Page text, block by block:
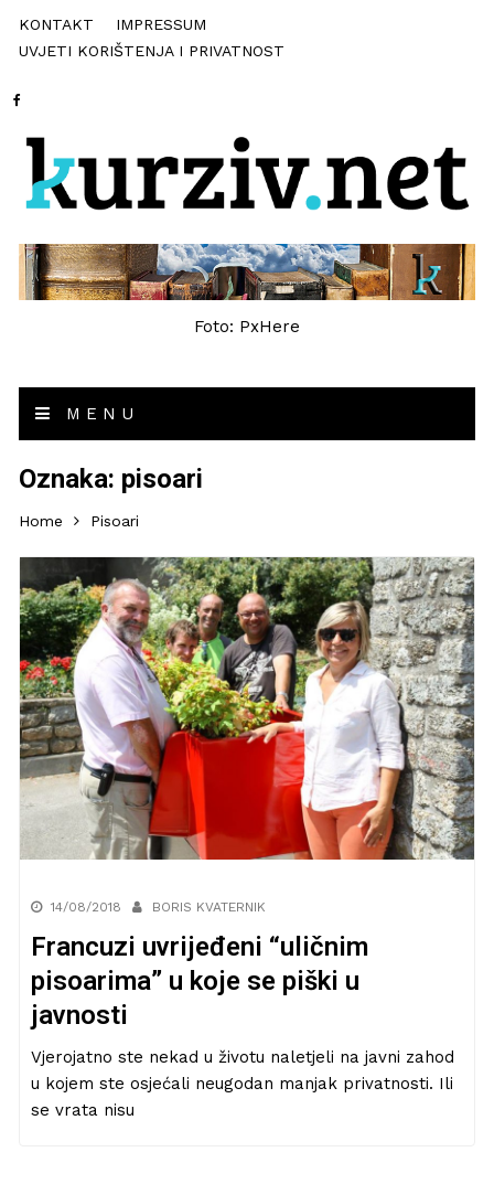
KONTAKT
IMPRESSUM
UVJETI KORIŠTENJA I PRIVATNOST
Foto: PxHere
MENU
Oznaka: pisoari
Home Pisoari
14/08/2018 BORIS KVATERNIK
Francuzi uvrijeđeni “uličnim
pisoarima” u koje se piški u
javnosti
Vjerojatno ste nekad u životu naletjeli na javni zahod
u kojem ste osjećali neugodan manjak privatnosti. Ili
se vrata nisu